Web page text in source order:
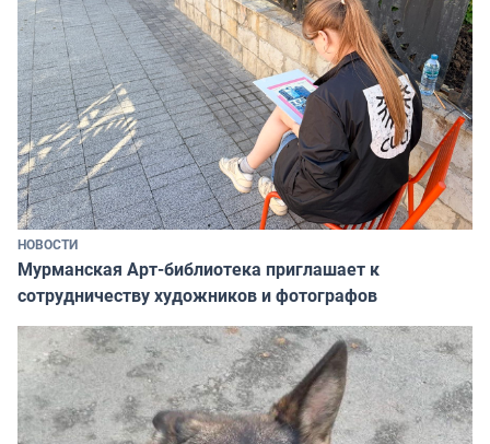
НОВОСТИ
Мурманская Арт-библиотека приглашает к
сотрудничеству художников и фотографов